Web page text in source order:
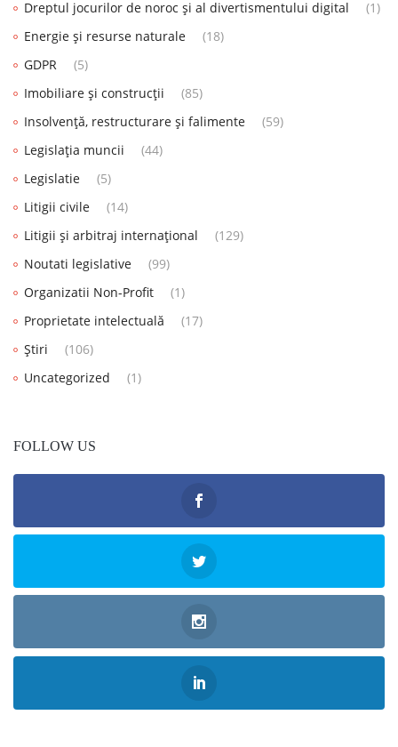
Dreptul jocurilor de noroc și al divertismentului digital
(1)
Energie și resurse naturale
(18)
GDPR
(5)
Imobiliare și construcții
(85)
Insolvență, restructurare și falimente
(59)
Legislația muncii
(44)
Legislatie
(5)
Litigii civile
(14)
Litigii și arbitraj internațional
(129)
Noutati legislative
(99)
Organizatii Non-Profit
(1)
Proprietate intelectuală
(17)
Știri
(106)
Uncategorized
(1)
FOLLOW US